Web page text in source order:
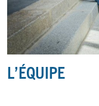
L’ÉQUIPE